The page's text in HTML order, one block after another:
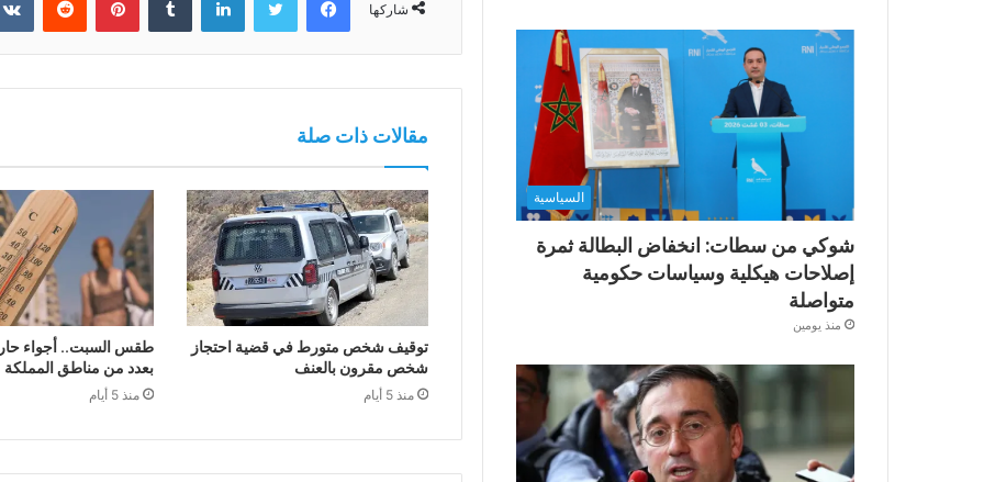
شاركها
مقالات ذات صلة
توقيف شخص متورط في قضية احتجاز
شخص مقرون بالعنف
منذ 5 أيام
طقس السبت.. أجواء
بعدد من مناطق المملكة
منذ 5 أيام
السياسية
شوكي من سطات: انخفاض البطالة ثمرة
إصلاحات هيكلية وسياسات حكومية
متواصلة
منذ يومين